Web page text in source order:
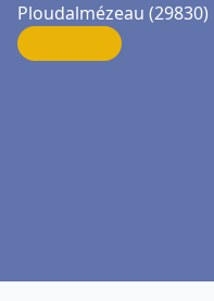
Ploudalmézeau (29830)